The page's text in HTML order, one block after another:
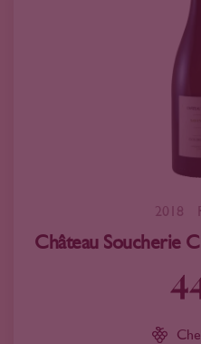
2018
Château Soucherie